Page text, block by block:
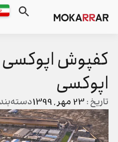
کفپوش
اپوکسی
تاریخ :23 مهر , 1399